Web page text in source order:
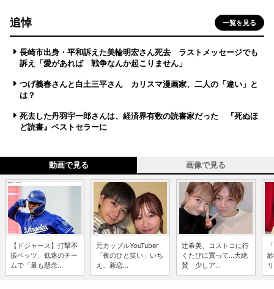
追悼 一覧を見る
長崎市出身・平和訴えた美輪明宏さん死去 ラストメッセージでも
訴え「愛があれば 戦争なんか起こりません」
つげ義春さんと白土三平さん カリスマ漫画家、二人の「違い」と
は？
死去した丹羽宇一郎さんは、経済界有数の読書家だった 『死ぬほ
ど読書』ベストセラーに
動画で見る 画像で見る
【ドジャース】打撃不
振ベッツ、低迷のチー
ムで「最も懸念...
元カップルYouTuber
「夜のひと笑い」いち
え、新恋...
辻希美、コストコに行
くたびに買って...大絶
賛 少しア...